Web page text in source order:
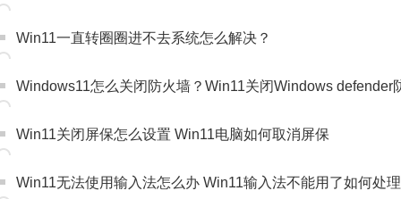
Win11一直转圈圈进不去系统怎么解决？
Windows11怎么关闭防火墙？Win11关闭Windows defender
Win11关闭屏保怎么设置 Win11电脑如何取消屏保
Win11无法使用输入法怎么办 Win11输入法不能用了如何处理